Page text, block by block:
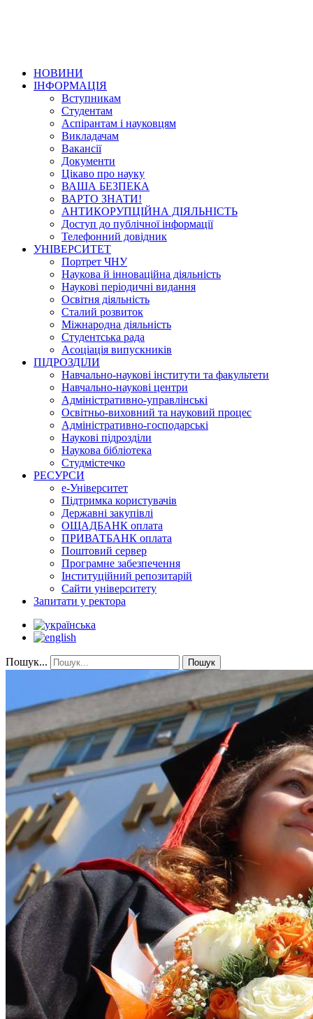
НОВИНИ
ІНФОРМАЦІЯ
Вступникам
Студентам
Аспірантам і науковцям
Викладачам
Вакансії
Документи
Цікаво про науку
ВАША БЕЗПЕКА
ВАРТО ЗНАТИ!
АНТИКОРУПЦІЙНА ДІЯЛЬНІСТЬ
Доступ до публічної інформації
Телефонний довідник
УНІВЕРСИТЕТ
Портрет ЧНУ
Наукова й інноваційна діяльність
Наукові періодичні видання
Освітня діяльність
Сталий розвиток
Міжнародна діяльність
Студентська рада
Асоціація випускників
ПІДРОЗДІЛИ
Навчально-наукові інститути та факультети
Навчально-наукові центри
Адміністративно-управлінські
Освітньо-виховний та науковий процес
Адміністративно-господарські
Наукові підрозділи
Наукова бібліотека
Студмістечко
РЕСУРСИ
е-Університет
Підтримка користувачів
Державні закупівлі
ОЩАДБАНК оплата
ПРИВАТБАНК оплата
Поштовий сервер
Програмне забезпечення
Інституційний репозитарій
Сайти університету
Запитати у ректора
Пошук... Пошук